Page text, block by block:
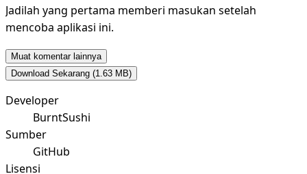
Jadilah yang pertama memberi masukan setelah
mencoba aplikasi ini.
Muat komentar lainnya
Download Sekarang (1.63 MB)
Developer
BurntSushi
Sumber
GitHub
Lisensi